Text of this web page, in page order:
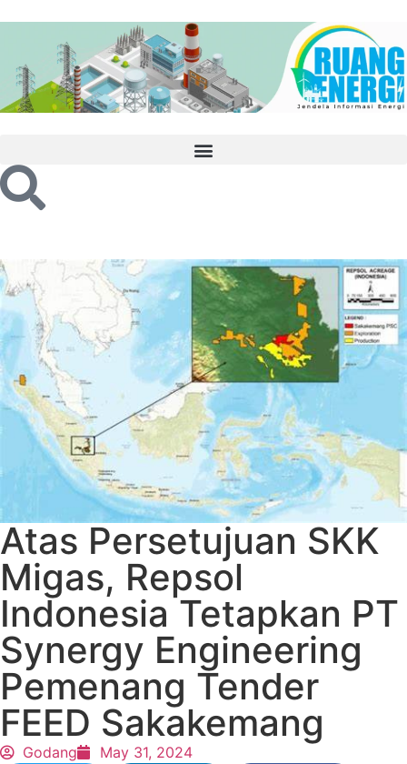
Atas Persetujuan SKK
Migas, Repsol
Indonesia Tetapkan PT
Synergy Engineering
Pemenang Tender
FEED Sakakemang
Godang May 31, 2024